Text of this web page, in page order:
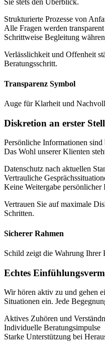
Sie stets den Überblick.
Strukturierte Prozesse von
Alle Fragen werden
Schrittweise Begleitung
Verlässlichkeit und Offenheit
Beratungsschritt.
Transparenz Symbol
Auge für Klarheit und
Diskretion an erster
Persönliche Informationen
Das Wohl unserer Klienten
Datenschutz nach aktuellen
Vertrauliche
Keine Weitergabe persönlicher
Vertrauen Sie auf maximale
Schritten.
Sicherer Rahmen
Schild zeigt die Wahrung Ihrer
Echtes
Wir hören aktiv zu und gehen
Situationen ein. Jede
Aktives Zuhören und
Individuelle Beratungsimpulse
Starke Unterstützung bei